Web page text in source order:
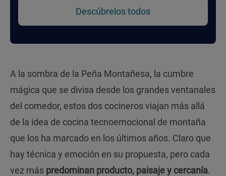
Descúbrelos todos
A la sombra de la Peña Montañesa, la cumbre
mágica que se divisa desde los grandes ventanales
del comedor, estos dos cocineros viajan más allá
de la idea de cocina tecnoemocional de montaña
que los ha marcado en los últimos años. Claro que
hay técnica y emoción en su propuesta, pero cada
vez más predominan producto, paisaje y cercanía.